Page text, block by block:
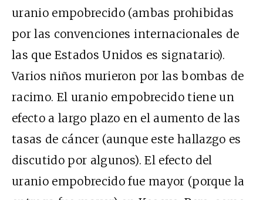
uranio empobrecido (ambas prohibidas
por las convenciones internacionales de
las que Estados Unidos es signatario).
Varios niños murieron por las bombas de
racimo. El uranio empobrecido tiene un
efecto a largo plazo en el aumento de las
tasas de cáncer (aunque este hallazgo es
discutido por algunos). El efecto del
uranio empobrecido fue mayor (porque la